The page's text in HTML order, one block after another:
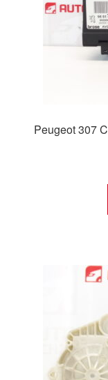
Peugeot 307